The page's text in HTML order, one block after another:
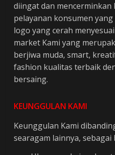
diingat dan
pelayanan konsumen
logo yang cerah
market Kami yang
berjiwa muda, smart,
fashion kualitas terbaik
bersaing.
KEUNGGULAN KAMI
Keunggulan Kami
searagam lainnya, sebagai